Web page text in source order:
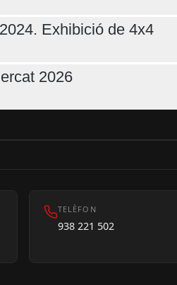
Exhibició de 4x4
2026
TELÈFON
938 221 502